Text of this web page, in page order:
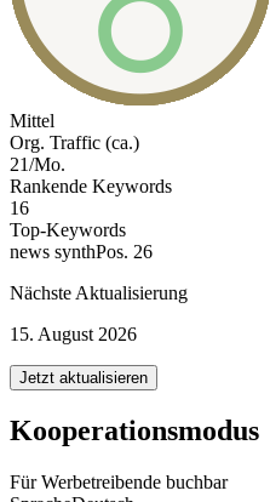
Mittel
Org. Traffic (ca.)
21/Mo.
Rankende Keywords
16
Top-Keywords
news synthPos. 26
Nächste Aktualisierung
15. August 2026
Jetzt aktualisieren
Kooperationsmodus
Für Werbetreibende buchbar